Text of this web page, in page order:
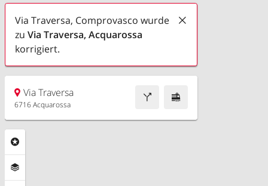
Via Traversa, Comprovasco wurde
zu Via Traversa, Acquarossa
korrigiert.
Via Traversa
6716 Acquarossa